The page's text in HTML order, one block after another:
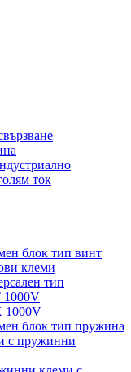
ток
блок тип винт
клеми
тип
1000V
1000V
блок тип пружина
с пружинни